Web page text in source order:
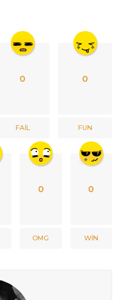
0
FAIL
0
FUN
0
OMG
0
WIN